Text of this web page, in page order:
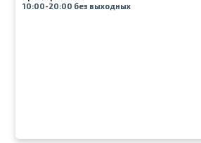
10:00-20:00 без выходных